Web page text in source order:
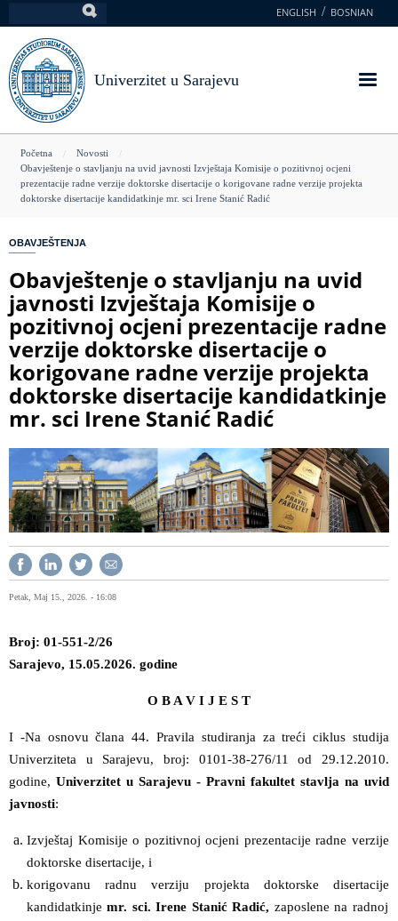
na
glavni
sadržaj
ENGLISH BOSNIAN
Univerzitet u Sarajevu
You
are
here
Početna
Novosti
Obavještenje o stavljanju na uvid javnosti Izvještaja Komisije o pozitivnoj ocjeni
prezentacije radne verzije doktorske disertacije o korigovane radne verzije projekta
doktorske disertacije kandidatkinje mr. sci Irene Stanić Radić
OBAVJEŠTENJA
Obavještenje o stavljanju na uvid
javnosti Izvještaja Komisije o
pozitivnoj ocjeni prezentacije radne
verzije doktorske disertacije o
korigovane radne verzije projekta
doktorske disertacije kandidatkinje
mr. sci Irene Stanić Radić
Petak, Maj 15., 2026. - 16:08
Broj: 01-551-2/26
Sarajevo, 15.05.2026. godine
O B A V I J E S T
I -Na osnovu člana 44. Pravila studiranja za treći ciklus studija
Univerziteta u Sarajevu, broj: 0101-38-276/11 od 29.12.2010.
godine, Univerzitet u Sarajevu - Pravni fakultet stavlja na uvid
javnosti:
Izvještaj Komisije o pozitivnoj ocjeni prezentacije radne verzije
doktorske disertacije, i
korigovanu radnu verziju projekta doktorske disertacije
kandidatkinjemr. sci. Irene Stanić Radić, zaposlene na radnoj